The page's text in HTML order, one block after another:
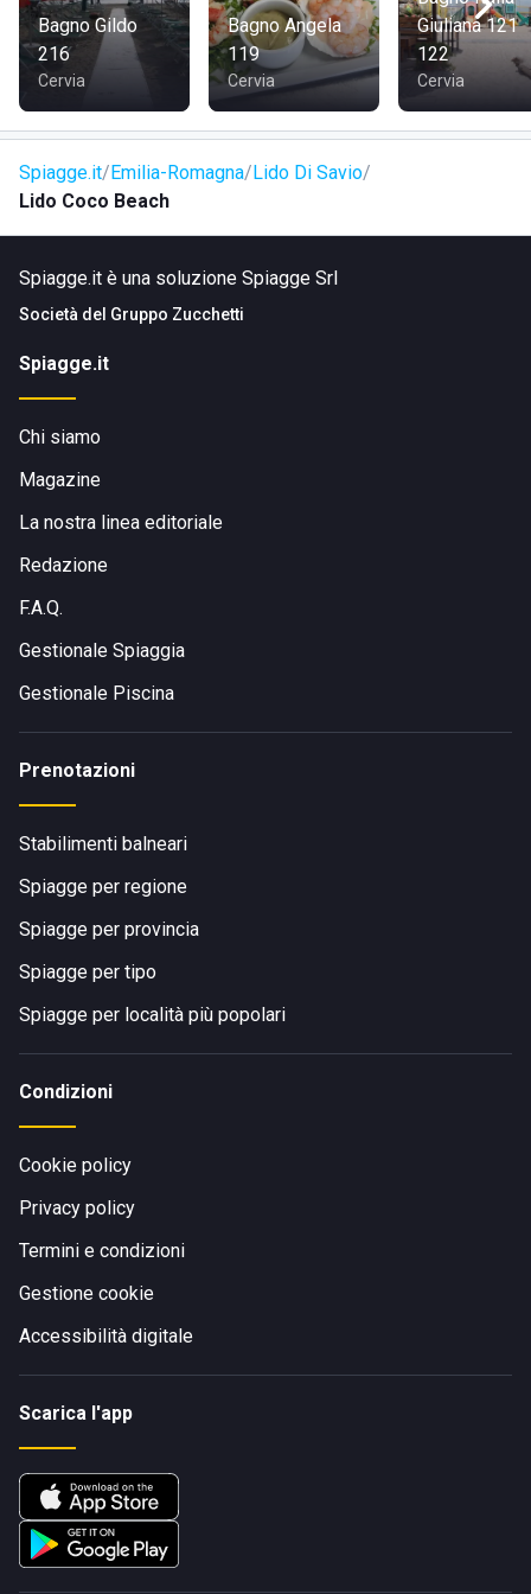
Bagno Gildo
216
Cervia
Bagno Angela
119
Cervia
Giuliana 121
122
Cervia
Spiagge.it Emilia-Romagna Lido Di Savio
Lido Coco Beach
Spiagge.it è una soluzione Spiagge Srl
Società del Gruppo Zucchetti
Spiagge.it
Chi siamo
Magazine
La nostra linea editoriale
Redazione
F.A.Q.
Gestionale Spiaggia
Gestionale Piscina
Prenotazioni
Stabilimenti balneari
Spiagge per regione
Spiagge per provincia
Spiagge per tipo
Spiagge per località più popolari
Condizioni
Cookie policy
Privacy policy
Termini e condizioni
Gestione cookie
Accessibilità digitale
Scarica l'app